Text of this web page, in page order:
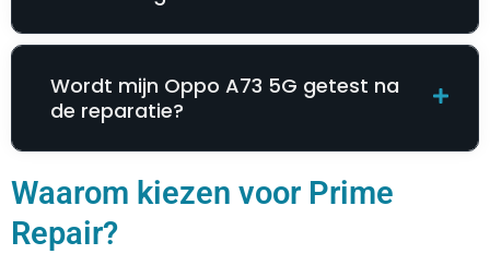
Wordt mijn Oppo A73 5G getest na
de reparatie?
Waarom kiezen voor Prime
Repair?